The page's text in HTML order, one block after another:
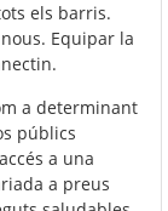
els barris.
Equipar la
a determinant
públics
a una
a preus